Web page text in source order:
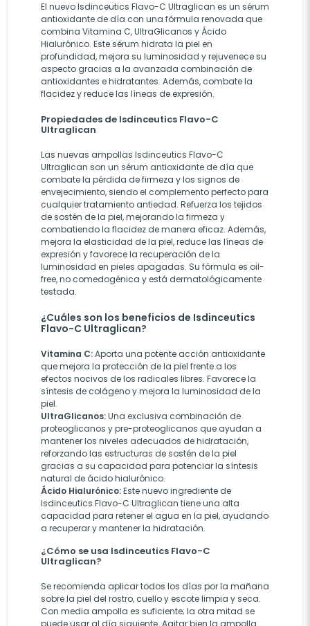
El nuevo Isdinceutics Flavo-C Ultraglican es un sérum
antioxidante de día con una fórmula renovada que
combina Vitamina C, UltraGlicanos y Ácido
Hialurónico. Este sérum hidrata la piel en
profundidad, mejora su luminosidad y rejuvenece su
aspecto gracias a la avanzada combinación de
antioxidantes e hidratantes. Además, combate la
flacidez y reduce las líneas de expresión.
Propiedades de Isdinceutics Flavo-C
Ultraglican
Las nuevas ampollas Isdinceutics Flavo-C
Ultraglican son un sérum antioxidante de día que
combate la pérdida de firmeza y los signos de
envejecimiento, siendo el complemento perfecto para
cualquier tratamiento antiedad. Refuerza los tejidos
de sostén de la piel, mejorando la firmeza y
combatiendo la flacidez de manera eficaz. Además,
mejora la elasticidad de la piel, reduce las líneas de
expresión y favorece la recuperación de la
luminosidad en pieles apagadas. Su fórmula es oil-
free, no comedogénica y está dermatológicamente
testada.
¿Cuáles son los beneficios de Isdinceutics
Flavo-C Ultraglican?
Vitamina C:Aporta una potente acción antioxidante
que mejora la protección de la piel frente a los
efectos nocivos de los radicales libres. Favorece la
síntesis de colágeno y mejora la luminosidad de la
piel.
UltraGlicanos:Una exclusiva combinación de
proteoglicanos y pre-proteoglicanos que ayudan a
mantener los niveles adecuados de hidratación,
reforzando las estructuras de sostén de la piel
gracias a su capacidad para potenciar la síntesis
natural de ácido hialurónico.
Ácido Hialurónico:Este nuevo ingrediente de
Isdinceutics Flavo-C Ultraglican tiene una alta
capacidad para retener el agua en la piel, ayudando
a recuperar y mantener la hidratación.
¿Cómo se usa Isdinceutics Flavo-C
Ultraglican?
Se recomienda aplicar todos los días por la mañana
sobre la piel del rostro, cuello y escote limpia y seca.
Con media ampolla es suficiente; la otra mitad se